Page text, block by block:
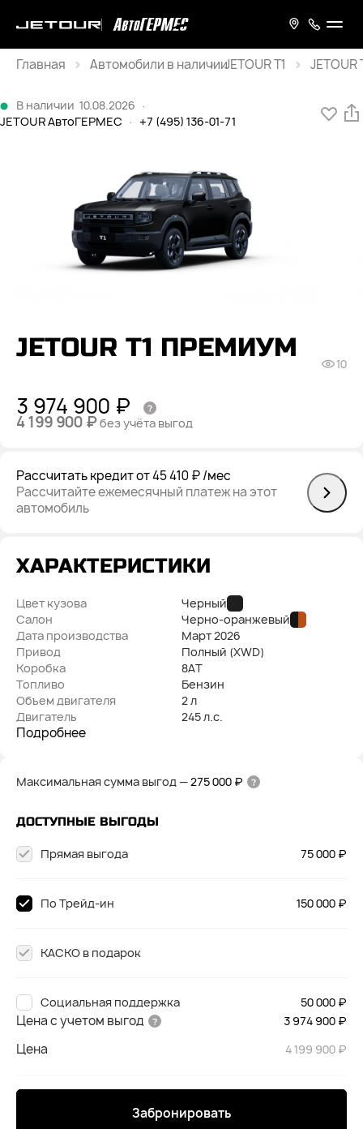
Главная
JETOUR T1
В наличии 10.08.2026 ·
JETOUR АвтоГЕРМЕС · +7 (495) 136-01-71
JETOUR T1 ПРЕМИУМ
10
3 974 900 ₽
4 199 900 ₽без учёта выгод
Рассчитать кредитот 45 410 ₽/мес
Рассчитайте ежемесячный платеж на этот
автомобиль
ХАРАКТЕРИСТИКИ
Цвет кузова
Черный
Салон
Черно-оранжевый
Дата производства
Март2026
Привод
Полный (XWD)
Коробка
8AT
Топливо
Бензин
Объем двигателя
2 л
Двигатель
245 л.с.
Подробнее
Максимальная сумма выгод—275 000 ₽
ДОСТУПНЫЕ ВЫГОДЫ
75 000 ₽
Прямая выгода
150 000 ₽
По Трейд-ин
КАСКО в подарок
50 000 ₽
Социальная поддержка
Цена с учетом выгод 3 974 900 ₽
Цена 4 199 900 ₽
Забронировать